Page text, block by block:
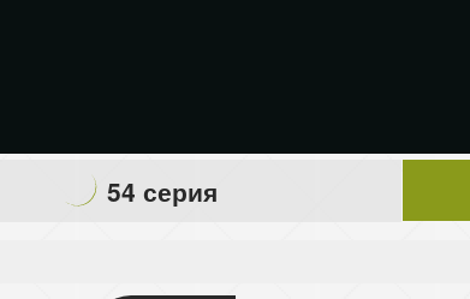
54 серия